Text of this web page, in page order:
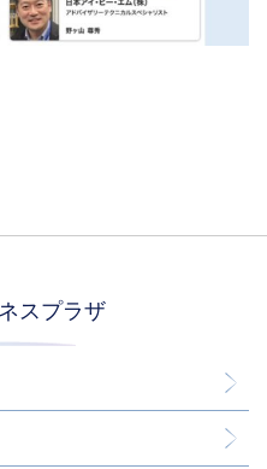
スプラザ